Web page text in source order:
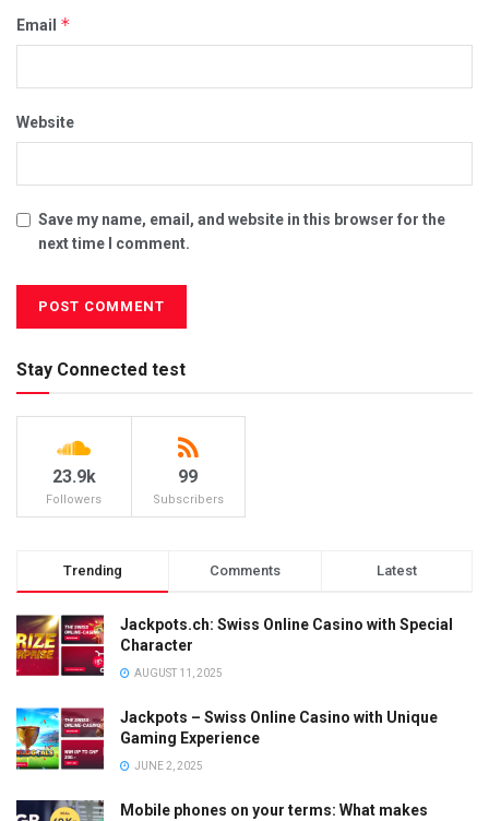
Email *
Website
Save my name, email, and website in this browser for the
next time I comment.
Stay Connected test
23.9k
Followers
99
Subscribers
Trending Comments Latest
Jackpots.ch: Swiss Online Casino with Special
Character
AUGUST 11, 2025
Jackpots – Swiss Online Casino with Unique
Gaming Experience
JUNE 2, 2025
Mobile phones on your terms: What makes